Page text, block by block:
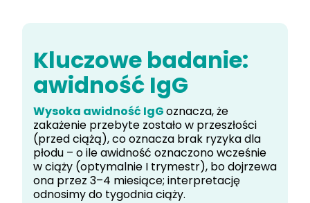
Kluczowe badanie:
awidność IgG
Wysoka awidność IgGoznacza, że
zakażenie przebyte zostało w przeszłości
(przed ciążą), co oznacza brak ryzyka dla
płodu – o ile awidność oznaczono wcześnie
w ciąży (optymalnie I trymestr), bo dojrzewa
ona przez 3–4 miesiące; interpretację
odnosimy do tygodnia ciąży.